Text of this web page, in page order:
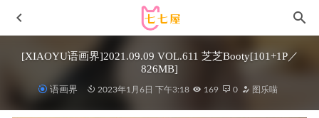
[XIAOYU语画界]2021.09.09 VOL.611 芝芝Booty[101+1P／
826MB]
语画界 2023年1月6日 下午3:18 169 0 图乐喵